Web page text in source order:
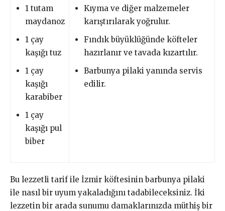
1 tutam
maydanoz
1 çay
kaşığı tuz
1 çay
kaşığı
karabiber
1 çay
kaşığı pul
biber
Kıyma ve diğer malzemeler
karıştırılarak yoğrulur.
Fındık büyüklüğünde köfteler
hazırlanır ve tavada kızartılır.
Barbunya pilaki yanında servis
edilir.
Bu lezzetli tarif ile İzmir köftesinin barbunya pilaki
ile nasıl bir uyum yakaladığını tadabileceksiniz. İki
lezzetin bir arada sunumu damaklarınızda müthiş bir